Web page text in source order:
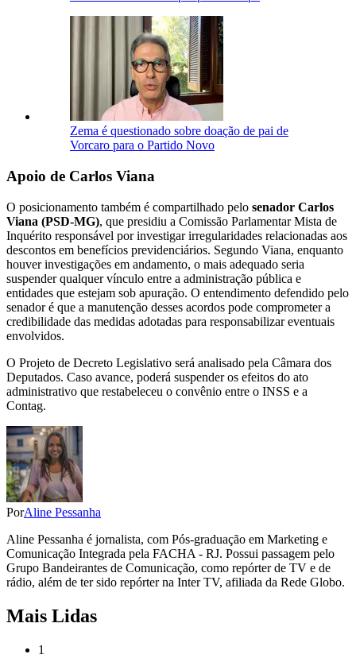
Zema é questionado sobre doação de pai de
Vorcaro para o Partido Novo
Apoio de Carlos Viana
O posicionamento também é compartilhado pelo senador Carlos
Viana (PSD-MG), que presidiu a Comissão Parlamentar Mista de
Inquérito responsável por investigar irregularidades relacionadas aos
descontos em benefícios previdenciários. Segundo Viana, enquanto
houver investigações em andamento, o mais adequado seria
suspender qualquer vínculo entre a administração pública e
entidades que estejam sob apuração. O entendimento defendido pelo
senador é que a manutenção desses acordos pode comprometer a
credibilidade das medidas adotadas para responsabilizar eventuais
envolvidos.
O Projeto de Decreto Legislativo será analisado pela Câmara dos
Deputados. Caso avance, poderá suspender os efeitos do ato
administrativo que restabeleceu o convênio entre o INSS e a
Contag.
PorAline Pessanha
Aline Pessanha é jornalista, com Pós-graduação em Marketing e
Comunicação Integrada pela FACHA - RJ. Possui passagem pelo
Grupo Bandeirantes de Comunicação, como repórter de TV e de
rádio, além de ter sido repórter na Inter TV, afiliada da Rede Globo.
Mais Lidas
1